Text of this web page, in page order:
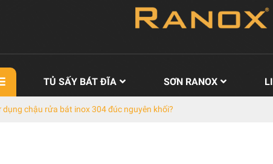
TỦ SẤY BÁT ĐĨA SƠN RANOX
dụng chậu rửa bát inox 304 đúc nguyên khối?